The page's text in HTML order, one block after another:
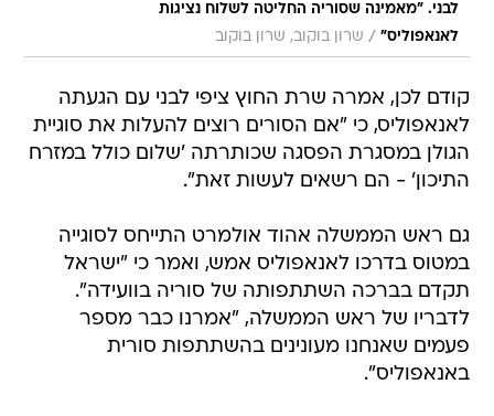
לבני. "מאמינה שסוריה החליטה לשלוח נציגות
לאנאפוליס" / שרון בוקוב, שרון בוקוב
קודם לכן, אמרה שרת החוץ ציפי לבני עם הגעתה
לאנאפוליס, כי "אם הסורים רוצים להעלות את סוגיית
הגולן במסגרת הפסגה שכותרתה 'שלום כולל במזרח
התיכון' - הם רשאים לעשות זאת".
גם ראש הממשלה אהוד אולמרט התייחס לסוגייה
במטוס בדרכו לאנאפוליס אמש, ואמר כי "ישראל
תקדם בברכה השתתפותה של סוריה בוועידה".
לדבריו של ראש הממשלה, "אמרנו כבר מספר
פעמים שאנחנו מעונינים בהשתתפות סורית
באנאפוליס".